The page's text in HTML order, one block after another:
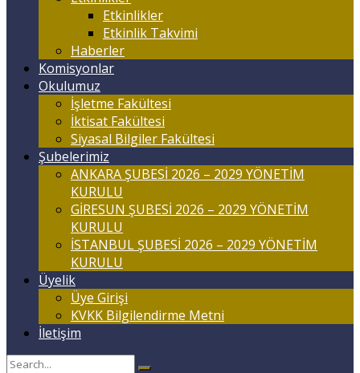
Etkinlikler
Etkinlik Takvimi
Haberler
Komisyonlar
Okulumuz
İşletme Fakültesi
İktisat Fakültesi
Siyasal Bilgiler Fakültesi
Şubelerimiz
ANKARA ŞUBESİ 2026 – 2029 YÖNETİM
KURULU
GİRESUN ŞUBESİ 2026 – 2029 YÖNETİM
KURULU
İSTANBUL ŞUBESİ 2026 – 2029 YÖNETİM
KURULU
Üyelik
Üye Girişi
KVKK Bilgilendirme Metni
İletişim